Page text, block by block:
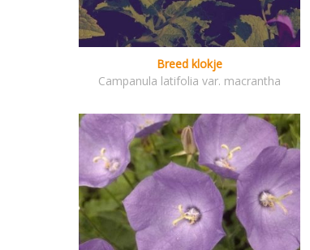
Breed klokje
Campanula latifolia var. macrantha